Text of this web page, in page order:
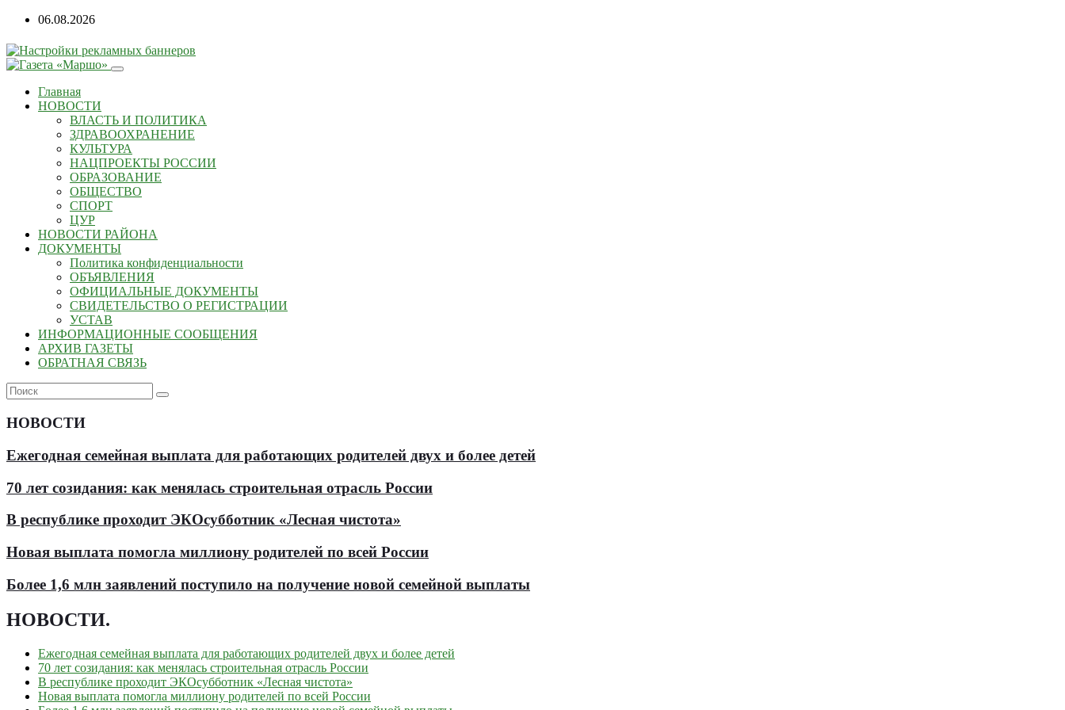
06.08.2026
Главная
НОВОСТИ
ВЛАСТЬ И ПОЛИТИКА
ЗДРАВООХРАНЕНИЕ
КУЛЬТУРА
НАЦПРОЕКТЫ РОССИИ
ОБРАЗОВАНИЕ
ОБЩЕСТВО
СПОРТ
ЦУР
НОВОСТИ РАЙОНА
ДОКУМЕНТЫ
Политика конфиденциальности
ОБЪЯВЛЕНИЯ
ОФИЦИАЛЬНЫЕ ДОКУМЕНТЫ
СВИДЕТЕЛЬСТВО О РЕГИСТРАЦИИ
УСТАВ
ИНФОРМАЦИОННЫЕ СООБЩЕНИЯ
АРХИВ ГАЗЕТЫ
ОБРАТНАЯ СВЯЗЬ
НОВОСТИ
Ежегодная семейная выплата для работающих родителей двух и более детей
70 лет созидания: как менялась строительная отрасль России
В республике проходит ЭКОсубботник «Лесная чистота»
Новая выплата помогла миллиону родителей по всей России
Более 1,6 млн заявлений поступило на получение новой семейной выплаты
НОВОСТИ.
Ежегодная семейная выплата для работающих родителей двух и более детей
70 лет созидания: как менялась строительная отрасль России
В республике проходит ЭКОсубботник «Лесная чистота»
Новая выплата помогла миллиону родителей по всей России